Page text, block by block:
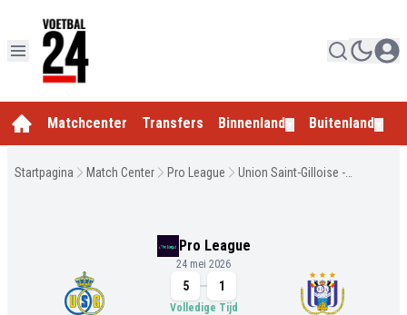
Matchcenter Transfers Binnenland Buitenland
Startpagina Match Center Pro League
Union Saint-Gilloise -
Pro League
24 mei 2026
5 1
Volledige Tijd